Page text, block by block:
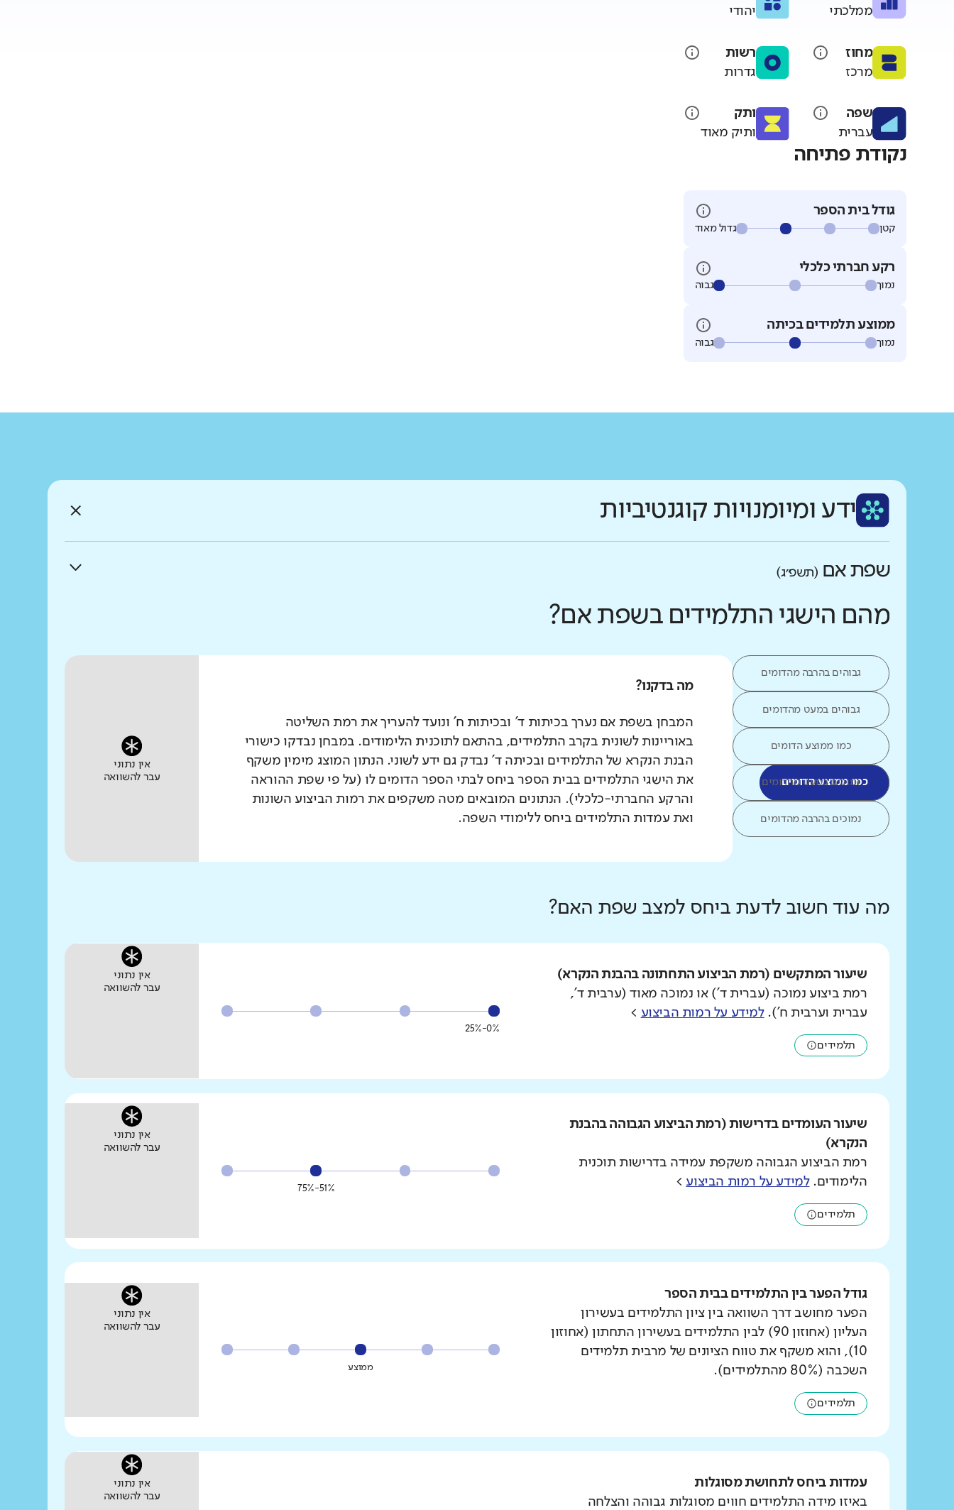
ממלכתי יהודי
מחוז
מרכז
רשות
גדרות
שפה
עברית
ותק
ותיק מאוד
נקודת פתיחה
גודל בית הספר
גדול מאוד קטן
רקע חברתי כלכלי
גבוה נמוך
ממוצע תלמידים בכיתה
גבוה נמוך
ידע ומיומנויות קוגנטיביות
שפת אם (תשפ״ג)
מהם הישגי התלמידים בשפת אם?
גבוהים בהרבה מהדומים
גבוהים במעט מהדומים
כמו ממוצע הדומים
כמו ממוצע הדומים
נמוכים במעט מהדומים
נמוכים בהרבה מהדומים
מה בדקנו?
המבחן בשפת אם נערך בכיתות ד' ובכיתות ח' ונועד להעריך את רמת השליטה
באוריינות לשונית בקרב התלמידים, בהתאם לתוכנית הלימודים. במבחן נבדקו כישורי
הבנת הנקרא של התלמידים ובכיתה ד' נבדק גם ידע לשוני. הנתון המוצג מימין משקף
את הישגי התלמידים בבית הספר ביחס לבתי הספר הדומים לו (על פי שפת ההוראה
והרקע החברתי-כלכלי). הנתונים המובאים מטה משקפים את רמות הביצוע השונות
ואת עמדות התלמידים ביחס ללימודי השפה.
אין נתוני
עבר להשוואה
מה עוד חשוב לדעת ביחס למצב שפת האם?
שיעור המתקשים (רמת הביצוע התחתונה בהבנת הנקרא)
רמת ביצוע נמוכה (עברית ד') או נמוכה מאוד (ערבית ד',
עברית וערבית ח').למידע על רמות הביצוע >
תלמידים
0%-25%
אין נתוני
עבר להשוואה
שיעור העומדים בדרישות (רמת הביצוע הגבוהה בהבנת
הנקרא)
רמת הביצוע הגבוהה משקפת עמידה בדרישות תוכנית
הלימודים.למידע על רמות הביצוע >
תלמידים
51%-75%
אין נתוני
עבר להשוואה
גודל הפער בין התלמידים בבית הספר
הפער מחושב דרך השוואה בין ציון התלמידים בעשירון
העליון (אחוזון 90) לבין התלמידים בעשירון התחתון (אחוזון
10), והוא משקף את טווח הציונים של מרבית תלמידים
השכבה (80% מהתלמידים).
תלמידים
ממוצע
אין נתוני
עבר להשוואה
עמדות ביחס לתחושת מסוגלות
באיזו מידה התלמידים חווים מסוגלות גבוהה והצלחה
אין נתוני
עבר להשוואה